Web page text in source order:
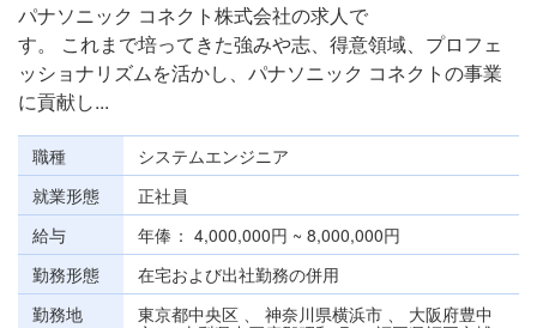
パナソニック コネクト株式会社の求人で
す。 これまで培ってきた強みや志、得意領域、プロフェ
ッショナリズムを活かし、パナソニック コネクトの事業
に貢献し...
職種
システムエンジニア
就業形態
正社員
給与
年俸
4,000,000円 ~ 8,000,000円
勤務形態
在宅および出社勤務の併用
勤務地
東京都中央区 、 神奈川県横浜市 、 大阪府豊中